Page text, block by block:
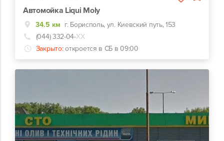
Автомойка Liqui Moly
34.5 км г. Борисполь, ул. Киевский путь, 153
(044) 332-04-ХХ
Закрыто: откроется в СБ в 09:00